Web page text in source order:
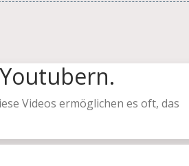
Videos ermöglichen es oft, das